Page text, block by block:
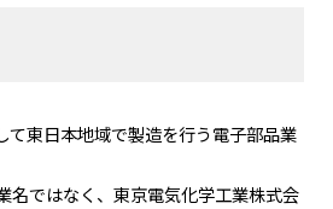
て東日本地域で製造を行う電子部品業
名ではなく、東京電気化学工業株式会